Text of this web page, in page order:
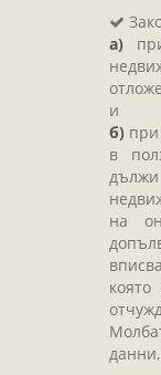
а)
и
б)
в
на